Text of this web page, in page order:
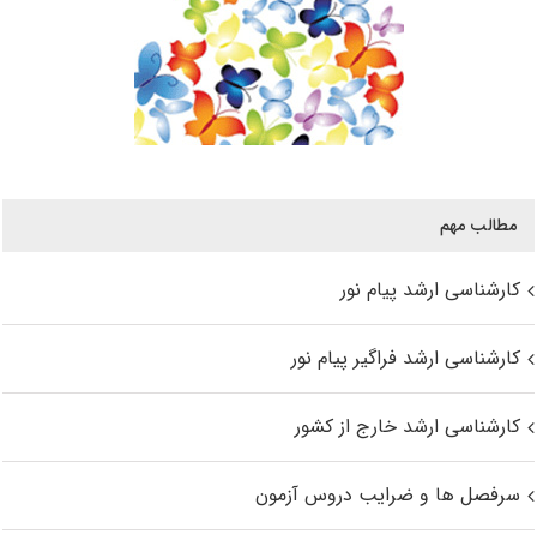
مطالب مهم
کارشناسی ارشد پیام نور
کارشناسی ارشد فراگیر پیام نور
کارشناسی ارشد خارج از کشور
سرفصل ها و ضرایب دروس آزمون